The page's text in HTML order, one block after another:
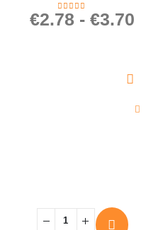
4.50 out of 5
€2.78 - €3.70